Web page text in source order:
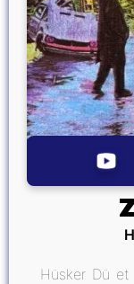
Hüsker Dü et